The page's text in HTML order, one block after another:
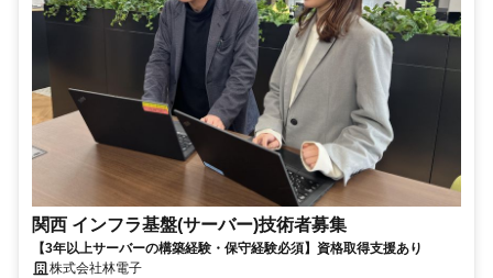
関西 インフラ基盤(サーバー)技術者募集
【3年以上サーバーの構築経験・保守経験必須】資格取得支援あり
株式会社林電子